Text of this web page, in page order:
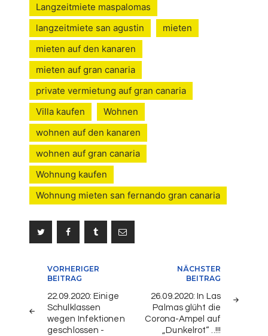
Langzeitmiete maspalomas
langzeitmiete san agustin
mieten
mieten auf den kanaren
mieten auf gran canaria
private vermietung auf gran canaria
Villa kaufen
Wohnen
wohnen auf den kanaren
wohnen auf gran canaria
Wohnung kaufen
Wohnung mieten san fernando gran canaria
Beitragsnavigation
VORHERIGER
BEITRAG
22.09.2020: Einige
Schulklassen
wegen Infektionen
geschlossen -
NÄCHSTER
BEITRAG
26.09.2020: In Las
Palmas glüht die
Corona-Ampel auf
„Dunkelrot“ ..!!!